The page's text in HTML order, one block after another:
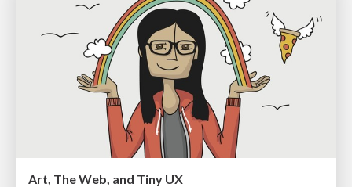
Art, The Web, and Tiny UX